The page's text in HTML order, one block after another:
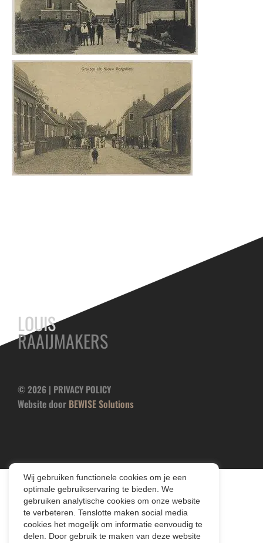
LOUIS
RAAIJMAKERS
© 2026 | PRIVACY POLICY
Website door BEWISE Solutions
Wij gebruiken functionele cookies om je een
optimale gebruikservaring te bieden. We
gebruiken analytische cookies om onze website
te verbeteren. Tenslotte maken social media
cookies het mogelijk om informatie eenvoudig te
delen. Door gebruik te maken van deze website